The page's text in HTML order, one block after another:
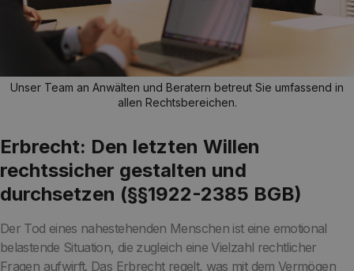
Unser Team an Anwälten und Beratern betreut Sie umfassend in
allen Rechtsbereichen.
Erbrecht: Den letzten Willen
rechtssicher gestalten und
durchsetzen (§§1922-2385 BGB)
Der Tod eines nahestehenden Menschen ist eine emotional
belastende Situation, die zugleich eine Vielzahl rechtlicher
Fragen aufwirft. Das Erbrecht regelt, was mit dem Vermögen